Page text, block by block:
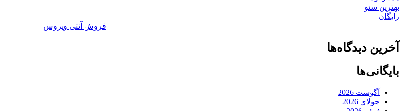
بهترین سئو
رایگان
فروش آنتی ویروس
آخرین دیدگاه‌ها
بایگانی‌ها
آگوست 2026
جولای 2026